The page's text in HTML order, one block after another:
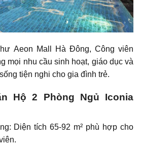
Aeon Mall Hà Đông, Công viên
mọi nhu cầu sinh hoạt, giáo dục và
tiện nghi cho gia đình trẻ.
Hộ 2 Phòng Ngủ Iconia
Diện tích 65-92 m² phù hợp cho